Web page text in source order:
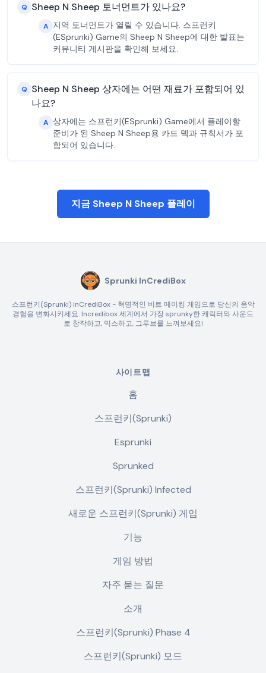
Q Sheep N Sheep 토너먼트가 있나요?
A 지역 토너먼트가 열릴 수 있습니다. 스프런키
(ESprunki) Game의 Sheep N Sheep에 대한 발표는
커뮤니티 게시판을 확인해 보세요.
Q Sheep N Sheep 상자에는 어떤 재료가 포함되어 있
나요?
A 상자에는 스프런키(ESprunki) Game에서 플레이할
준비가 된 Sheep N Sheep용 카드 덱과 규칙서가 포
함되어 있습니다.
지금 Sheep N Sheep 플레이
Sprunki InCrediBox
스프런키(Sprunki) InCrediBox - 혁명적인 비트 메이킹 게임으로 당신의 음악
경험을 변화시키세요. Incredibox 세계에서 가장 sprunky한 캐릭터와 사운드
로 창작하고, 믹스하고, 그루브를 느껴보세요!
사이트맵
홈
스프런키(Sprunki)
Esprunki
Sprunked
스프런키(Sprunki) Infected
새로운 스프런키(Sprunki) 게임
기능
게임 방법
자주 묻는 질문
소개
스프런키(Sprunki) Phase 4
스프런키(Sprunki) 모드